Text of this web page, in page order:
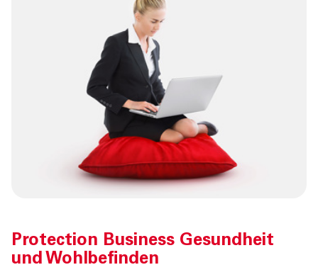
Protection Business Gesundheit
und Wohlbefinden